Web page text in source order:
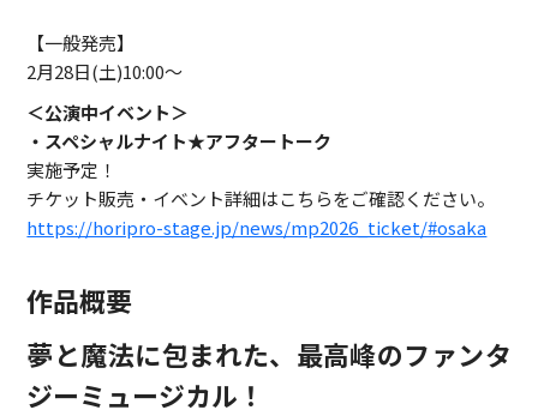
【一般発売】
2月28日(土)10:00～
＜公演中イベント＞
・スペシャルナイト★アフタートーク
実施予定！
チケット販売・イベント詳細はこちらをご確認ください。
https://horipro-stage.jp/news/mp2026_ticket/#osaka
作品概要
夢と魔法に包まれた、最高峰のファンタ
ジーミュージカル！